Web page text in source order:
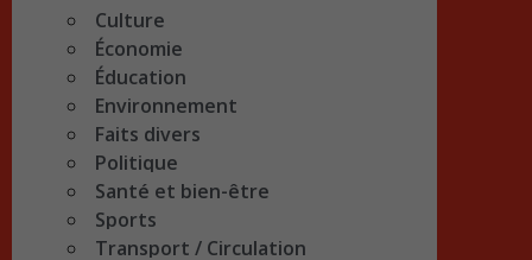
Culture
Économie
Éducation
Environnement
Faits divers
Politique
Santé et bien-être
Sports
Transport / Circulation